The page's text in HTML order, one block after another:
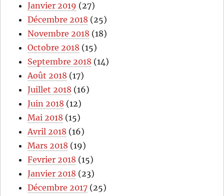
Janvier 2019 (27)
Décembre 2018 (25)
Novembre 2018 (18)
Octobre 2018 (15)
Septembre 2018 (14)
Août 2018 (17)
Juillet 2018 (16)
Juin 2018 (12)
Mai 2018 (15)
Avril 2018 (16)
Mars 2018 (19)
Fevrier 2018 (15)
Janvier 2018 (23)
Décembre 2017 (25)